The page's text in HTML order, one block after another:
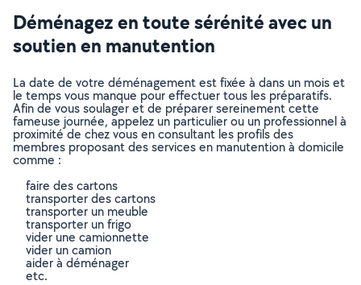
Déménagez en toute sérénité avec un
soutien en manutention
La date de votre déménagement est fixée à dans un mois et
le temps vous manque pour effectuer tous les préparatifs.
Afin de vous soulager et de préparer sereinement cette
fameuse journée, appelez un particulier ou un professionnel à
proximité de chez vous en consultant les profils des
membres proposant des services en manutention à domicile
comme :
faire des cartons
transporter des cartons
transporter un meuble
transporter un frigo
vider une camionnette
vider un camion
aider à déménager
etc.